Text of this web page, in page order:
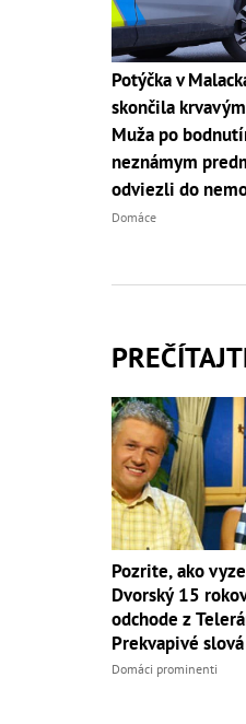
Potýčka v
skončila
Muža po
neznámym
odviezli do
Domáce
Pozrite, ako
Dvorský 15
odchode z
Prekvapivé
Domáci prominenti